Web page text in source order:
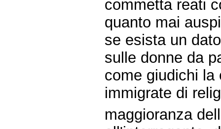
commetta reati
quanto mai
se esista un
sulle donne da
come giudichi la
immigrate di
maggioranza